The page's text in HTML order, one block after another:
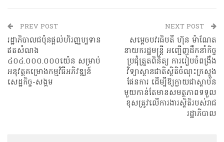
PREV POST
រដ្ឋាភិបាលជប៉ុនផ្តល់ហិរញ្ញប្បទាន
ឥតសំណង
៤០៤.០០០.០០០យ៉េន សម្រាប់
អនុវត្តគម្រោងកម្មវិធីអភិវឌ្ឍន៍
សេដ្ឋកិច្ច-សង្គម
NEXT POST
សម្តេចបវរធិបតី​ ហ៊ុន​ ម៉ាណែត​
នាយករដ្ឋមន្ត្រី​ អញ្ជេីញដឹកនាំកិច្ច
ប្រជុំត្រួតពិនិត្យ ការរៀបចំពង្រឹង
វិទ្យាស្ថានជាតិស្ថិតិចំណុះក្រសួង
ផែនការ ដើម្បីឱ្យក្លាយជាស្ថាប័ន
មួយកាន់តែមានសមត្ថភាពទទួល
ខុសត្រូវលើការងារស្ថិតិរបស់រាជ
រដ្ឋាភិបាល